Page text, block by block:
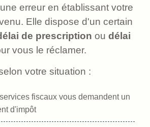
erreur en établissant votre
Elle dispose d'un certain
de prescription ou délai
vous le réclamer.
votre situation :
fiscaux vous demandent un
d'impôt